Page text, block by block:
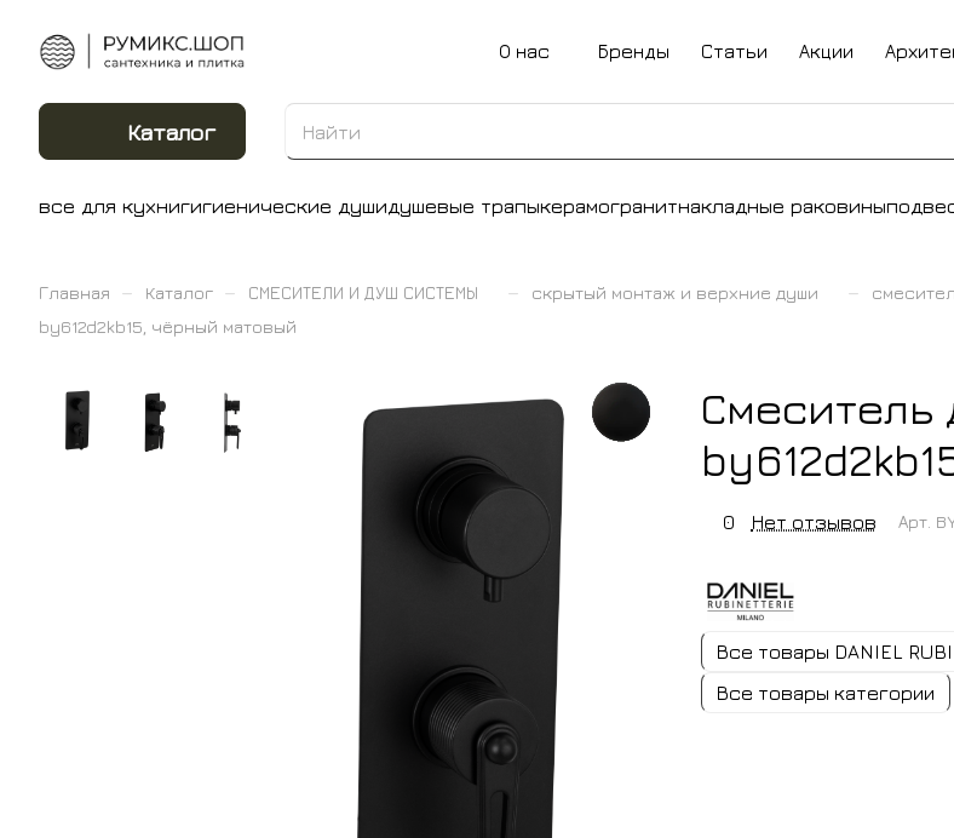
О нас Бренды Статьи Акции
Каталог
все для кухнигигиенические душидушевые трапыкерамогранитнакладные раковины
Главная – Каталог – СМЕСИТЕЛИ И ДУШ СИСТЕМЫ – скрытый монтаж и верхние души –
by612d2kb15, чёрный матовый
Смеситель
0 Нет отзывов Арт.
Все товары DANIEL
Все товары категории